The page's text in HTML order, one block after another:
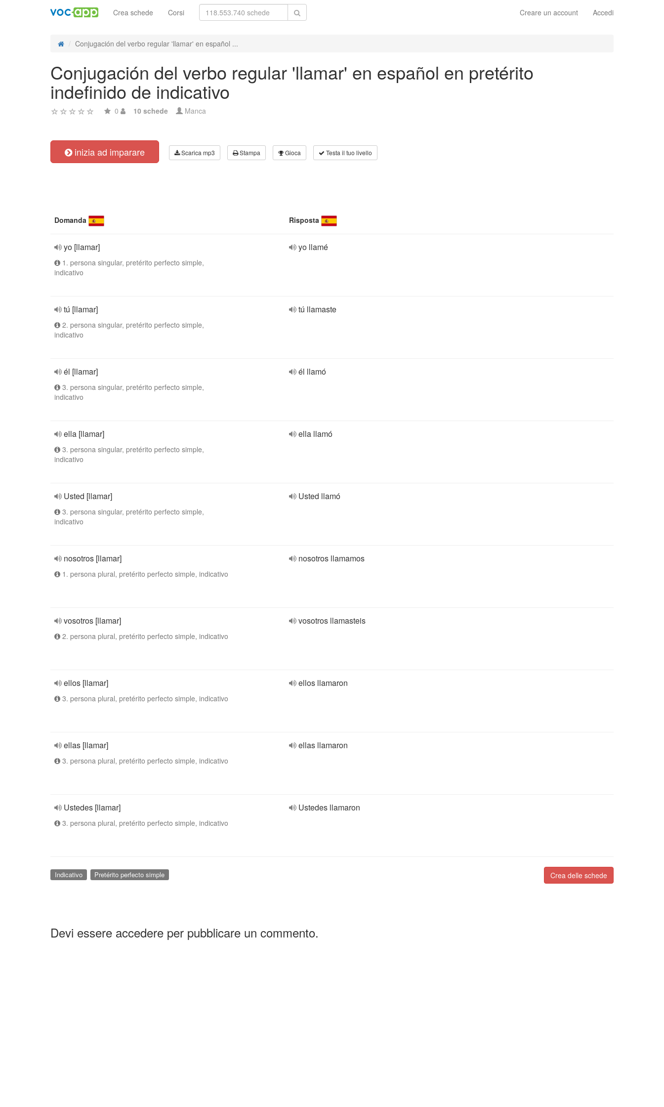
Creare un account Accedi
Crea schede Corsi
Conjugación del verbo regular 'llamar' en español ...
Conjugación del verbo regular 'llamar' en español en pretérito
indefinido de indicativo
0 10 schede Manca
inizia ad imparare Scarica mp3 Stampa Gioca Testa il tuo livello
Domanda Risposta
yo [llamar]
1. persona singular, pretérito perfecto simple,
indicativo
yo llamé
tú [llamar]
2. persona singular, pretérito perfecto simple,
indicativo
tú llamaste
él [llamar]
3. persona singular, pretérito perfecto simple,
indicativo
él llamó
ella [llamar]
3. persona singular, pretérito perfecto simple,
indicativo
ella llamó
Usted [llamar]
3. persona singular, pretérito perfecto simple,
indicativo
Usted llamó
nosotros [llamar]
1. persona plural, pretérito perfecto simple, indicativo
nosotros llamamos
vosotros [llamar]
2. persona plural, pretérito perfecto simple, indicativo
vosotros llamasteis
ellos [llamar]
3. persona plural, pretérito perfecto simple, indicativo
ellos llamaron
ellas [llamar]
3. persona plural, pretérito perfecto simple, indicativo
ellas llamaron
Ustedes [llamar]
3. persona plural, pretérito perfecto simple, indicativo
Ustedes llamaron
Crea delle schede
Indicativo Pretérito perfecto simple
Devi essere accedere per pubblicare un commento.